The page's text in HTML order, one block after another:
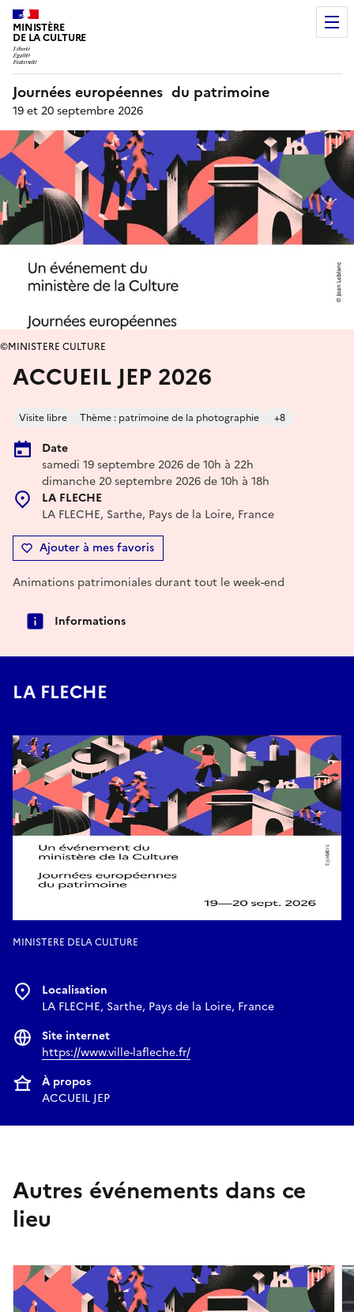
MINISTÈRE
DE LA CULTURE
Journées européennes du patrimoine
19 et 20 septembre 2026
ACCUEIL JEP 2026
Visite libre Thème : patrimoine de la photographie +8
Date
samedi 19 septembre 2026 de 10h à 22h
dimanche 20 septembre 2026 de 10h à 18h
LA FLECHE
LA FLECHE, Sarthe, Pays de la Loire, France
Ajouter à mes favoris
©MINISTERE CULTURE
Animations patrimoniales durant tout le week-end
Informations
LA FLECHE
MINISTERE DELA CULTURE
Localisation
LA FLECHE, Sarthe, Pays de la Loire, France
Site internet
https://www.ville-lafleche.fr/
À propos
ACCUEIL JEP
Autres événements dans ce
lieu